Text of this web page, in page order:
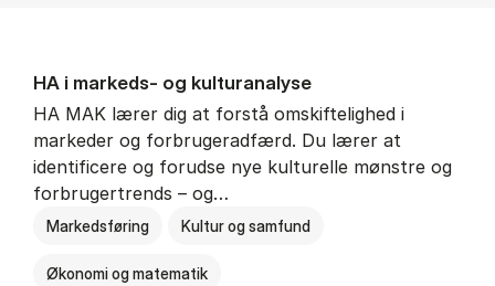
HA i mar­keds- og kul­tu­r­a­na­ly­se
HA MAK lærer dig at forstå omskiftelighed i
markeder og forbrugeradfærd. Du lærer at
identificere og forudse nye kulturelle mønstre og
forbrugertrends – og…
Markedsføring Kultur og samfund
Økonomi og matematik